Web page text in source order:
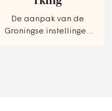
De aanpak van de
Groningse instellingen